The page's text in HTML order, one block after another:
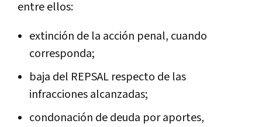
entre ellos:
extinción de la acción penal, cuando
corresponda;
baja del REPSAL respecto de las
infracciones alcanzadas;
condonación de deuda por aportes,